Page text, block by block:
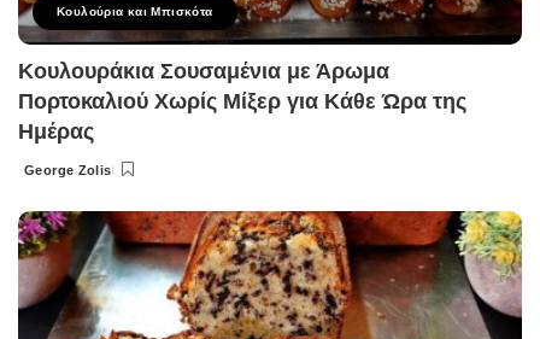
Κουλούρια και Μπισκότα
Κουλουράκια Σουσαμένια με Άρωμα
Πορτοκαλιού Χωρίς Μίξερ για Κάθε Ώρα της
Ημέρας
Posted
George Zolis